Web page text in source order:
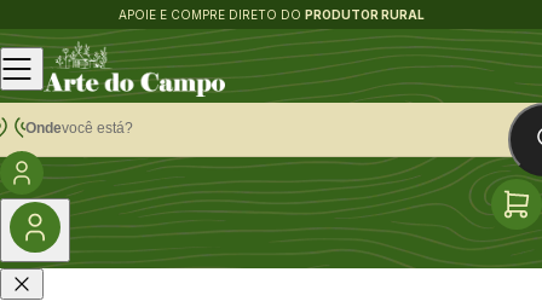
APOIE E COMPRE DIRETO DO PRODUTOR RURAL
Ondevocê está?